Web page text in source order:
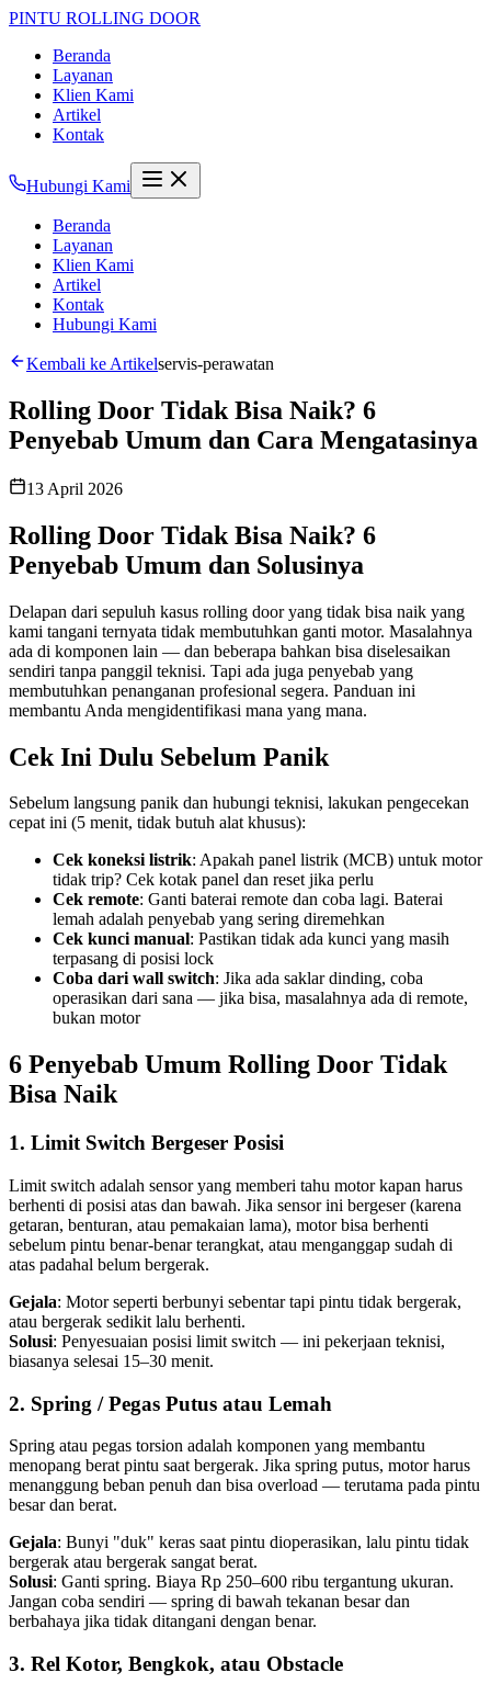
PINTU ROLLING DOOR
Beranda
Layanan
Klien Kami
Artikel
Kontak
Hubungi Kami
Beranda
Layanan
Klien Kami
Artikel
Kontak
Hubungi Kami
Kembali ke Artikelservis-perawatan
Rolling Door Tidak Bisa Naik? 6
Penyebab Umum dan Cara Mengatasinya
13 April 2026
Rolling Door Tidak Bisa Naik? 6
Penyebab Umum dan Solusinya
Delapan dari sepuluh kasus rolling door yang tidak bisa naik yang
kami tangani ternyata tidak membutuhkan ganti motor. Masalahnya
ada di komponen lain — dan beberapa bahkan bisa diselesaikan
sendiri tanpa panggil teknisi. Tapi ada juga penyebab yang
membutuhkan penanganan profesional segera. Panduan ini
membantu Anda mengidentifikasi mana yang mana.
Cek Ini Dulu Sebelum Panik
Sebelum langsung panik dan hubungi teknisi, lakukan pengecekan
cepat ini (5 menit, tidak butuh alat khusus):
Cek koneksi listrik: Apakah panel listrik (MCB) untuk motor
tidak trip? Cek kotak panel dan reset jika perlu
Cek remote: Ganti baterai remote dan coba lagi. Baterai
lemah adalah penyebab yang sering diremehkan
Cek kunci manual: Pastikan tidak ada kunci yang masih
terpasang di posisi lock
Coba dari wall switch: Jika ada saklar dinding, coba
operasikan dari sana — jika bisa, masalahnya ada di remote,
bukan motor
6 Penyebab Umum Rolling Door Tidak
Bisa Naik
1. Limit Switch Bergeser Posisi
Limit switch adalah sensor yang memberi tahu motor kapan harus
berhenti di posisi atas dan bawah. Jika sensor ini bergeser (karena
getaran, benturan, atau pemakaian lama), motor bisa berhenti
sebelum pintu benar-benar terangkat, atau menganggap sudah di
atas padahal belum bergerak.
Gejala: Motor seperti berbunyi sebentar tapi pintu tidak bergerak,
atau bergerak sedikit lalu berhenti.
Solusi: Penyesuaian posisi limit switch — ini pekerjaan teknisi,
biasanya selesai 15–30 menit.
2. Spring / Pegas Putus atau Lemah
Spring atau pegas torsion adalah komponen yang membantu
menopang berat pintu saat bergerak. Jika spring putus, motor harus
menanggung beban penuh dan bisa overload — terutama pada pintu
besar dan berat.
Gejala: Bunyi "duk" keras saat pintu dioperasikan, lalu pintu tidak
bergerak atau bergerak sangat berat.
Solusi: Ganti spring. Biaya Rp 250–600 ribu tergantung ukuran.
Jangan coba sendiri — spring di bawah tekanan besar dan
berbahaya jika tidak ditangani dengan benar.
3. Rel Kotor, Bengkok, atau Obstacle